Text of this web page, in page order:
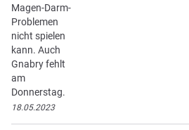
Magen-Darm-
Problemen
nicht spielen
kann. Auch
Gnabry fehlt
am
Donnerstag.
18.05.2023